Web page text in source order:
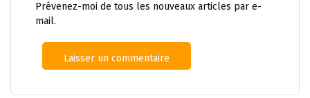
Prévenez-moi de tous les nouveaux articles par e-
mail.